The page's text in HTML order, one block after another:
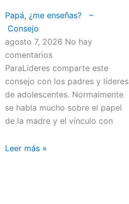
Papá, ¿me enseñas? –
Consejo
agosto 7, 2026 No hay
comentarios
ParaLideres comparte este
consejo con los padres y líderes
de adolescentes. Normalmente
se habla mucho sobre el papel
de la madre y el vínculo con
Leer más »